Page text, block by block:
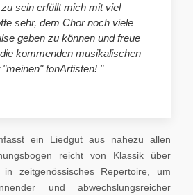
sein erfüllt mich mit viel
sehr, dem Chor noch viele
geben zu können und freue
kommenden musikalischen
tonArtisten! "
ein Liedgut aus nahezu allen
reicht von Klassik über
zeitgenössisches Repertoire, um
und abwechslungsreicher